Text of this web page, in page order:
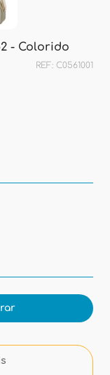
- Colorido
REF: C0561001